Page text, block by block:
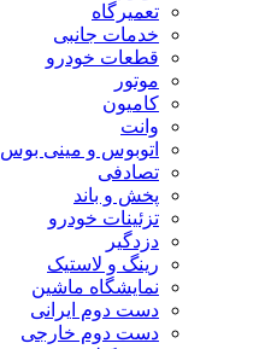
تعمیرگاه
خدمات جانبی
قطعات خودرو
موتور
کامیون
وانت
اتوبوس و مینی بوس
تصادفی
پخش و باند
تزئینات خودرو
دزدگیر
رینگ و لاستیک
نمایشگاه ماشین
دست دوم ایرانی
دست دوم خارجی